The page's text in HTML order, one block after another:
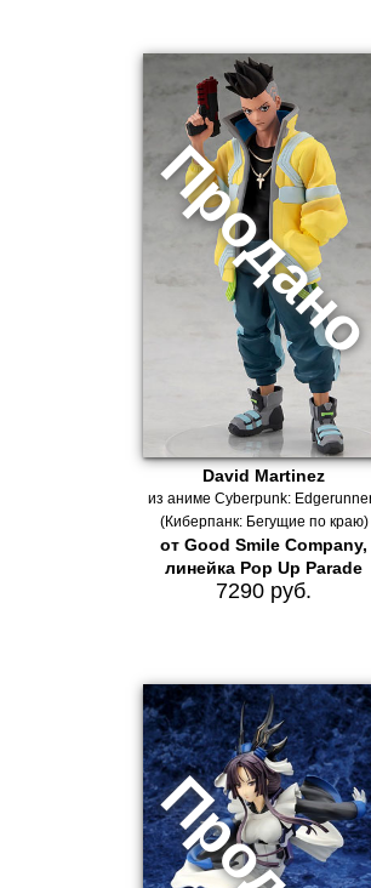
David Martinez
из аниме Cyberpunk:
(Киберпанк: Бегущие по краю)
от Good Smile Company,
линейка Pop Up Parade
7290 руб.